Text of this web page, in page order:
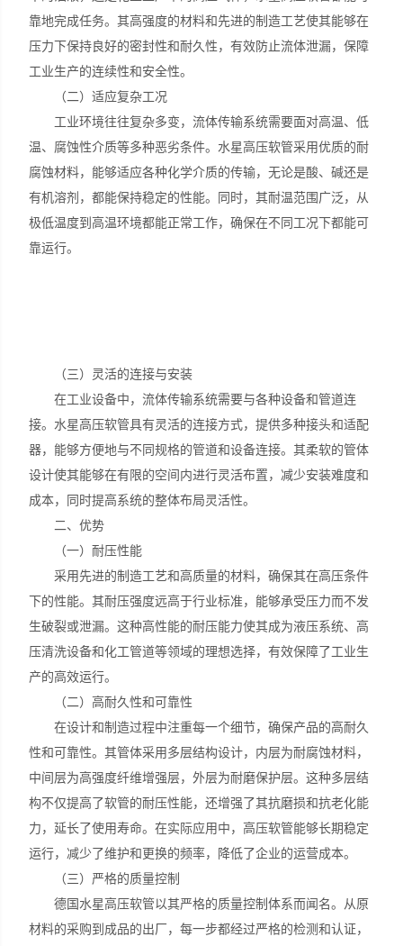
靠地完成任务。其高强度的材料和先进的制造工艺使其能够在
压力下保持良好的密封性和耐久性，有效防止流体泄漏，保障
工业生产的连续性和安全性。
（二）适应复杂工况
工业环境往往复杂多变，流体传输系统需要面对高温、低
温、腐蚀性介质等多种恶劣条件。水星高压软管采用优质的耐
腐蚀材料，能够适应各种化学介质的传输，无论是酸、碱还是
有机溶剂，都能保持稳定的性能。同时，其耐温范围广泛，从
极低温度到高温环境都能正常工作，确保在不同工况下都能可
靠运行。
（三）灵活的连接与安装
在工业设备中，流体传输系统需要与各种设备和管道连
接。水星高压软管具有灵活的连接方式，提供多种接头和适配
器，能够方便地与不同规格的管道和设备连接。其柔软的管体
设计使其能够在有限的空间内进行灵活布置，减少安装难度和
成本，同时提高系统的整体布局灵活性。
二、优势
（一）耐压性能
采用先进的制造工艺和高质量的材料，确保其在高压条件
下的性能。其耐压强度远高于行业标准，能够承受压力而不发
生破裂或泄漏。这种高性能的耐压能力使其成为液压系统、高
压清洗设备和化工管道等领域的理想选择，有效保障了工业生
产的高效运行。
（二）高耐久性和可靠性
在设计和制造过程中注重每一个细节，确保产品的高耐久
性和可靠性。其管体采用多层结构设计，内层为耐腐蚀材料，
中间层为高强度纤维增强层，外层为耐磨保护层。这种多层结
构不仅提高了软管的耐压性能，还增强了其抗磨损和抗老化能
力，延长了使用寿命。在实际应用中，高压软管能够长期稳定
运行，减少了维护和更换的频率，降低了企业的运营成本。
（三）严格的质量控制
德国水星高压软管以其严格的质量控制体系而闻名。从原
材料的采购到成品的出厂，每一步都经过严格的检测和认证，